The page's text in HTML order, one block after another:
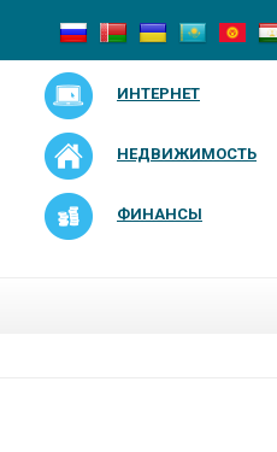
ИНТЕРНЕТ
НЕДВИЖИМОСТЬ
ФИНАНСЫ